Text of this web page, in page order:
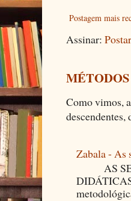
Postagem mais
Assinar:
Como vimos,
Zabala - As
AS